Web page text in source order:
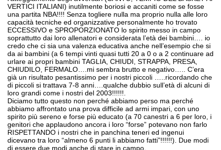
VERTICI ITALIANI) inutilmente boriosi e accaniti come se fosse
una partita NBA!!!! Senza togliere nulla ma proprio nulla alle loro
capacità tecniche ed organizzative personalmente ho trovato
ECCESSIVO e SPROPORZIONATO lo spirito messo in campo
soprattutto dai loro allenatori e considerata l’età dei bambini…. io
credo che ci sia una valenza educativa anche nell’esempio che si
da ai bambini (a 6 tempi vinti quasi tutti 20 a 0 o a 2 continuare ad
urlare ai propri bambini TAGLIA, CHIUDI, STRAPPA, PRESA,
CHIUDILO, FERMALO….mi sembra brutto e negativo….. C’era
già un risultato pesantissimo per i nostri piccoli …..ricordando che
di piccoli si trattava 7-8 anni….qualche dubbio sull’età di alcuni di
loro grandi come i nostri del 2003!!!!!!.
Diciamo tutto questo non perché abbiamo perso ma perché
abbiamo affrontato una prova difficile ad armi impari, con uno
spirito più sereno e forse più educato (a 70 canestri a 6 per loro, i
genitori che applaudono ancora i loro “forse” potevano non farlo
RISPETTANDO i nostri che in panchina teneri ed ingenui
dicevano tra loro “almeno 6 punti li abbiamo fatti”!!!!!!). Due modi
di essere due modi anche di stare in campo.